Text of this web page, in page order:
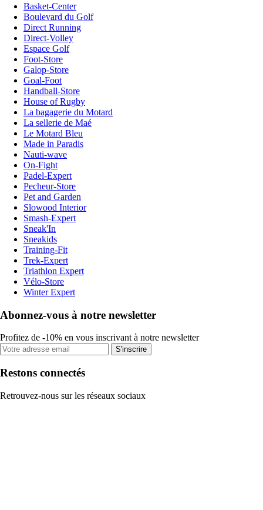
Basket-Center
Boulevard du Golf
Direct Running
Direct-Volley
Espace Golf
Foot-Store
Galop-Store
Goal-Foot
Handball-Store
House of Rugby
La bagagerie du Motard
La sellerie de Maé
Le Motard Bleu
Made in Paradis
Nauti-wave
On-Fight
Padel-Expert
Pecheur-Store
Pet and Garden
Slowood Interior
Smash-Expert
Sneak'In
Sneakids
Training-Fit
Trek-Expert
Triathlon Expert
Vélo-Store
Winter Expert
Abonnez-vous à notre newsletter
Profitez de -10% en vous inscrivant à notre newsletter
S'inscrire
Restons connectés
Retrouvez-nous sur les réseaux sociaux